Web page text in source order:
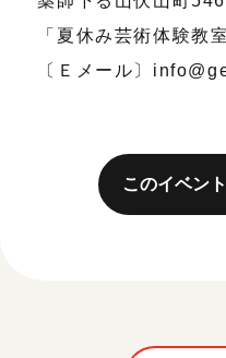
「夏休み芸術体験教
〔Ｅメール〕
このイベン